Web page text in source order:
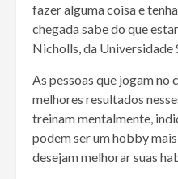
fazer alguma coisa e
chegada sabe do que
Nicholls, da Universidade
As pessoas que jogam
melhores resultados
treinam mentalmente,
podem ser um hobby
desejam melhorar suas